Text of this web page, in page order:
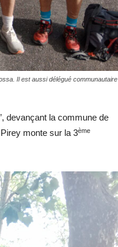
Il est aussi délégué communautaire
devançant la commune de
monte sur la 3ème